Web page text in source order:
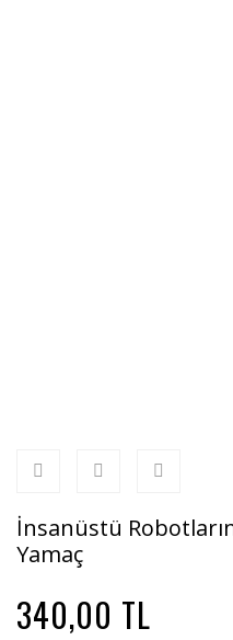
İnsanüstü
Yamaç
340,00 TL